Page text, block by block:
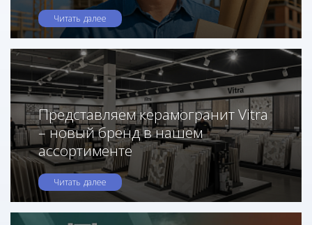
Читать далее
Представляем керамогранит Vitra
– новый бренд в нашем
ассортименте
Читать далее